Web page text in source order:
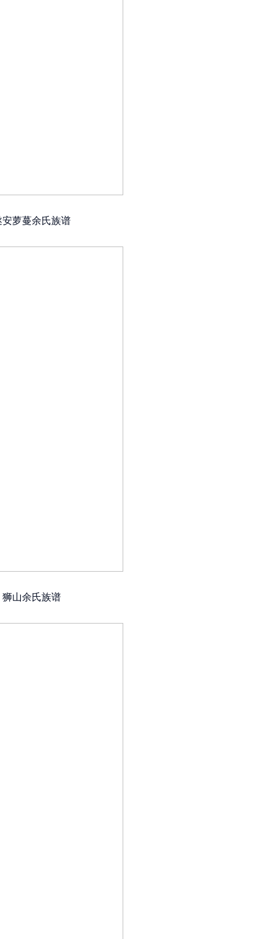
安萝蔓余氏族谱
狮山余氏族谱